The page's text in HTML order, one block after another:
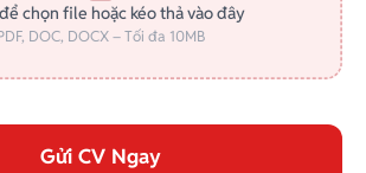
chọn file hoặc kéo thả vào đây
DOC, DOCX – Tối đa 10MB
Gửi CV Ngay